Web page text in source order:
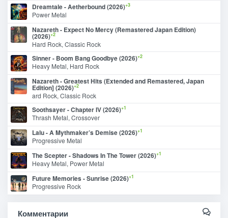
Dreamtale - Aetherbound (2026)+3
Power Metal
Nazareth - Expect No Mercy (Remastered Japan Edition)
(2026)+2
Hard Rock, Classic Rock
Sinner - Boom Bang Goodbye (2026)+2
Heavy Metal, Hard Rock
Nazareth - Greatest Hits (Extended and Remastered, Japan
Edition] (2026)+2
ard Rock, Classic Rock
Soothsayer - Chapter IV (2026)+1
Thrash Metal, Crossover
Lalu - A Mythmaker’s Demise (2026)+1
Progressive Metal
The Scepter - Shadows In The Tower (2026)+1
Heavy Metal, Power Metal
Future Memories - Sunrise (2026)+1
Progressive Rock
Комментарии